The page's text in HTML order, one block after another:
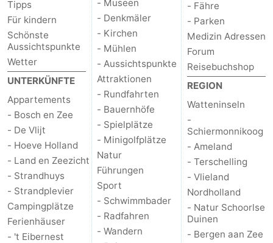
-
Rundfahrten
-
Bauernhöfe
-
Minigolfplätze
Natur
Führungen
Sport
Schwimmbader
-
Tipps
Für kindern
Schönste
Aussichtspunkte
Wetter
UNTERKÜNFTE
Appartements
- Bosch en Zee
- De Vlijt
- Hoeve Holland
- Land en Zeezicht
- Strandhuys
- Strandplevier
Campingplätze
Ferienhäuser
- 't Eibernest
- Museen
- Denkmäler
- Kirchen
- Mühlen
- Aussichtspunkte
Attraktionen
- Rundfahrten
- Bauernhöfe
- Spielplätze
- Minigolfplätze
Natur
Führungen
Sport
- Schwimmbader
- Radfahren
- Wandern
- Fähre
- Parken
Medizin Adressen
Forum
Reisebuchshop
REGION
Watteninseln
-
Schiermonnikoog
- Ameland
- Terschelling
- Vlieland
Nordholland
- Natur Schoorlse
Duinen
- Bergen aan Zee